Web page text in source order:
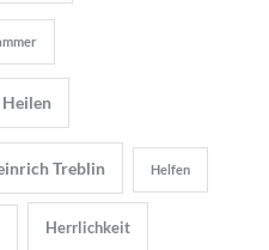
Heilen
Treblin Helfen
Herrlichkeit